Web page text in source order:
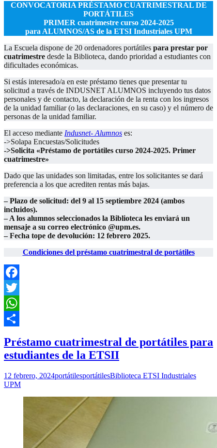
CONVOCATORIA PRÉSTAMO CUATRIMESTRAL DE
PORTÁTILES
PRIMER cuatrimestre curso 2024-2025
para ALUMNOS/AS de la ETSI Industriales UPM
La Escuela dispone de 20 ordenadores portátiles para prestar por
cuatrimestre desde la Biblioteca, dando prioridad a estudiantes con
dificultades económicas.
Si estás interesado/a en este préstamo tienes que presentar tu
solicitud a través de INDUSNET ALUMNOS incluyendo tus datos
personales y de contacto, la declaración de la renta con los ingresos
de la unidad familiar (o las declaraciones, en su caso) y el número de
personas de la unidad familiar.
El acceso mediante Indusnet- Alumnos es:
->Solapa Encuestas/Solicitudes
->Solicita «Préstamo de portátiles curso 2024-2025. Primer
cuatrimestre»
Dado que las unidades son limitadas, entre los solicitantes se dará
preferencia a los que acrediten rentas más bajas.
– Plazo de solicitud: del 9 al 15 septiembre 2024 (ambos
incluidos).
– A los alumnos seleccionados la Biblioteca les enviará un
mensaje a su correo electrónico @upm.es.
– Fecha tope de devolución: 12 febrero 2025.
Condiciones del préstamo cuatrimestral de portátiles
Facebook
Twitter
WhatsApp
Préstamo cuatrimestral de portátiles para
estudiantes de la ETSII
12 febrero, 2024portátilesportátilesBiblioteca ETSI Industriales
UPM